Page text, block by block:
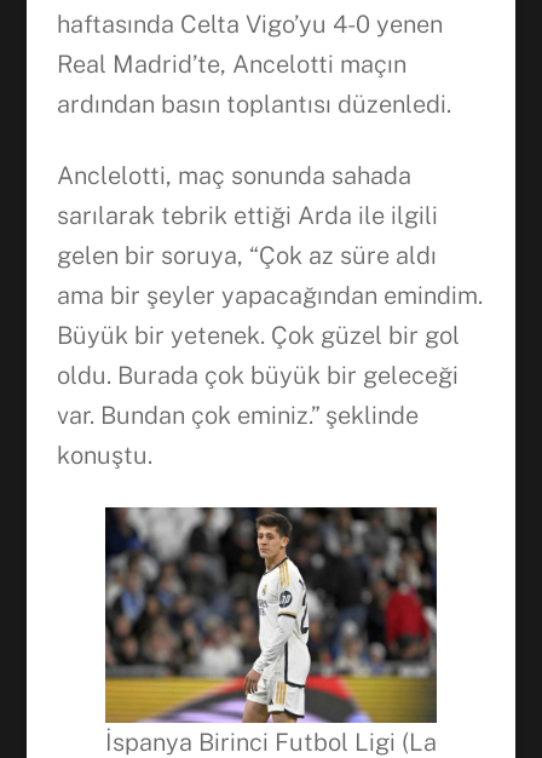
haftasında Celta Vigo’yu 4-0 yenen
Real Madrid’te, Ancelotti maçın
ardından basın toplantısı düzenledi.
Anclelotti, maç sonunda sahada
sarılarak tebrik ettiği Arda ile ilgili
gelen bir soruya, “Çok az süre aldı
ama bir şeyler yapacağından emindim.
Büyük bir yetenek. Çok güzel bir gol
oldu. Burada çok büyük bir geleceği
var. Bundan çok eminiz.” şeklinde
konuştu.
İspanya Birinci Futbol Ligi (La